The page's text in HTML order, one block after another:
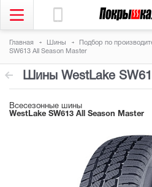
Главная Шины Подбор по
SW613 All Season Master
Шины WestLake
Всесезонные шины
WestLake SW613 All Season Master